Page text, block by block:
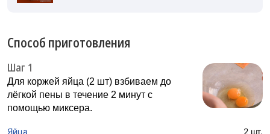
Способ приготовления
Шаг 1
Для коржей яйца (2 шт) взбиваем до
лёгкой пены в течение 2 минут с
помощью миксера.
Яйца 2 шт.